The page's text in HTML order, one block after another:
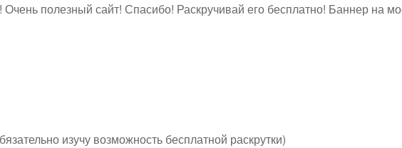
полезный сайт! Спасибо! Раскручивай его бесплатно! Баннер на
изучу возможность бесплатной раскрутки)